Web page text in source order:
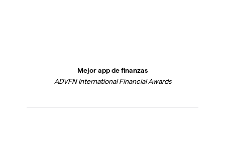
Mejor app de finanzas
ADVFN International Financial Awards